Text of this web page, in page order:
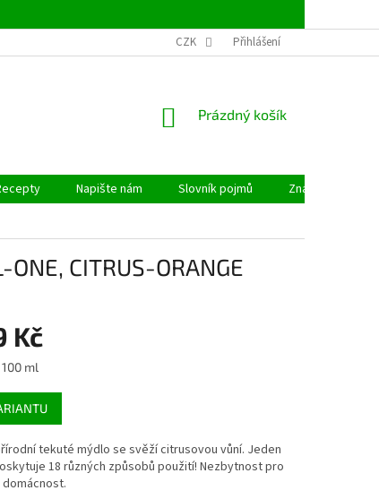
PODMÍNKY OCHRANY OSOBNÍCH
CZK Přihlášení
NÁKUPNÍ
Prázdný košík
Napište nám Slovník pojmů
Značky
CITRUS-ORANGE
Kč
ml
tekuté mýdlo se svěží citrusovou vůní. Jeden
18 různých způsobů použití! Nezbytnost pro